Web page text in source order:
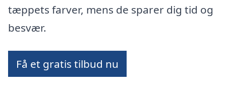
tæppets farver, mens de sparer dig tid og
besvær.
Få et gratis tilbud nu